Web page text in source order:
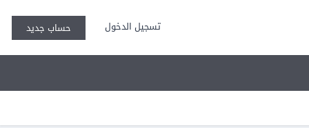
تسجيل الدخول حساب جديد